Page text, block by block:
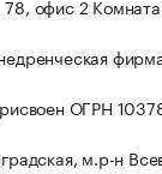
78, офис 2
ОГРН
м.р-н